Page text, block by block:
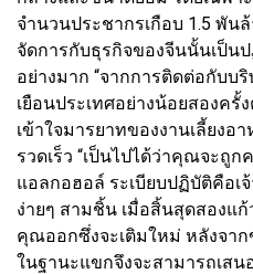
จำนวนประชากรเกือบ 1.5 พัน
จัดการกับธุรกิจของจีนนั้นเป็น
อย่างมาก “จากการติดต่อกับ
เยือนประเทศอย่างน้อยสองค
เข้าใจมารยาทของงานเลี้ยงอ
รวดเร็ว “เป็นไปได้ว่าคุณจะถู
แอลกอฮอล์ ระเบียบปฏิบัติคือเ
ง่ายๆ สามชิ้น เมื่อสิ้นสุดสองแ
คุณออกซึ่งจะเติมใหม่ หลังจา
ในฐานะแขกจึงจะสามารถเส